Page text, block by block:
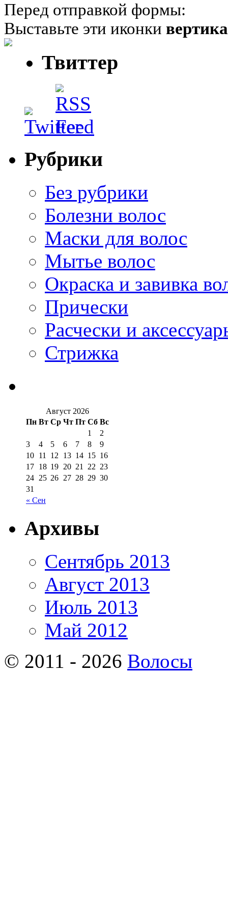
Перед отправкой формы:
Выставьте эти иконки
Твиттер
Рубрики
Без рубрики
Болезни волос
Маски для волос
Мытье волос
Окраска и завивка
Прически
Расчески и
Стрижка
Август 2026
Пн Вт Ср Чт Пт Сб Вс
« Сен
1
2
3
4 5 6 7 8
9
10 11 12 13 14 15 16
17 18 19 20 21 22 23
24 25 26 27 28 29 30
31
Архивы
Сентябрь 2013
Август 2013
Июль 2013
Май 2012
© 2011 - 2026 Волосы